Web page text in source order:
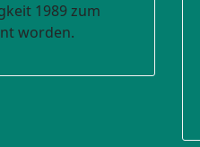
1989 zum
worden.